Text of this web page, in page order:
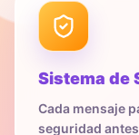
Sistema de
Cada mensaje
seguridad